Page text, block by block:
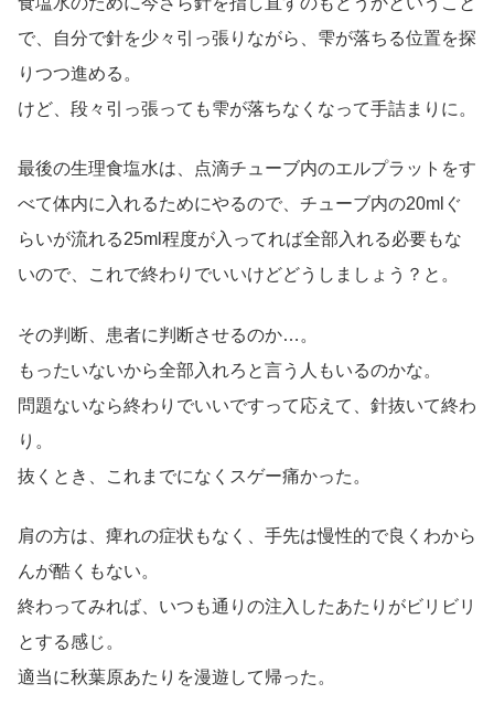
で、自分で針を少々引っ張りながら、雫が落ちる位置を探
りつつ進める。
けど、段々引っ張っても雫が落ちなくなって手詰まりに。
最後の生理食塩水は、点滴チューブ内のエルプラットをす
べて体内に入れるためにやるので、チューブ内の20mlぐ
らいが流れる25ml程度が入ってれば全部入れる必要もな
いので、これで終わりでいいけどどうしましょう？と。
その判断、患者に判断させるのか…。
もったいないから全部入れろと言う人もいるのかな。
問題ないなら終わりでいいですって応えて、針抜いて終わ
り。
抜くとき、これまでになくスゲー痛かった。
肩の方は、痺れの症状もなく、手先は慢性的で良くわから
んが酷くもない。
終わってみれば、いつも通りの注入したあたりがビリビリ
とする感じ。
適当に秋葉原あたりを漫遊して帰った。